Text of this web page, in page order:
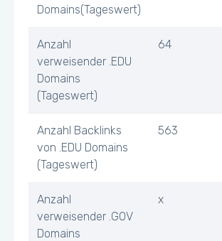
Domains(Tageswert)
Anzahl
verweisender .EDU
Domains
(Tageswert)
64
Anzahl Backlinks
von .EDU Domains
(Tageswert)
563
Anzahl
verweisender .GOV
Domains
x